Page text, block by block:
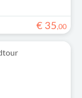
€ 35,00